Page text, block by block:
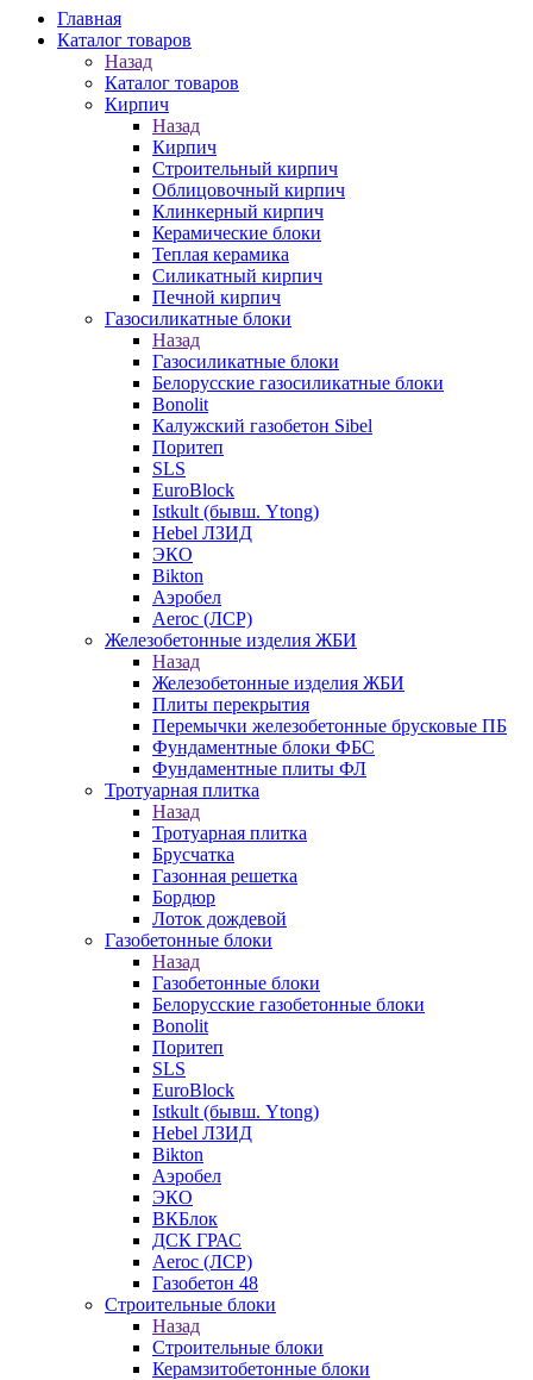
Главная
Каталог товаров
Назад
Каталог товаров
Кирпич
Назад
Кирпич
Строительный кирпич
Облицовочный кирпич
Клинкерный кирпич
Керамические блоки
Теплая керамика
Силикатный кирпич
Печной кирпич
Газосиликатные блоки
Назад
Газосиликатные блоки
Белорусские газосиликатные блоки
Bonolit
Калужский газобетон Sibel
Поритеп
SLS
EuroBlock
Istkult (бывш. Ytong)
Hebel ЛЗИД
ЭКО
Bikton
Аэробел
Aeroc (ЛСР)
Железобетонные изделия ЖБИ
Назад
Железобетонные изделия ЖБИ
Плиты перекрытия
Перемычки железобетонные брусковые ПБ
Фундаментные блоки ФБС
Фундаментные плиты ФЛ
Тротуарная плитка
Назад
Тротуарная плитка
Брусчатка
Газонная решетка
Бордюр
Лоток дождевой
Газобетонные блоки
Назад
Газобетонные блоки
Белорусские газобетонные блоки
Bonolit
Поритеп
SLS
EuroBlock
Istkult (бывш. Ytong)
Hebel ЛЗИД
Bikton
Аэробел
ЭКО
ВКБлок
ДСК ГРАС
Aeroc (ЛСР)
Газобетон 48
Строительные блоки
Назад
Строительные блоки
Керамзитобетонные блоки